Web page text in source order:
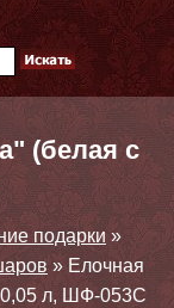
(белая с
подарки »
» Елочная
0,05 л, ШФ-053С